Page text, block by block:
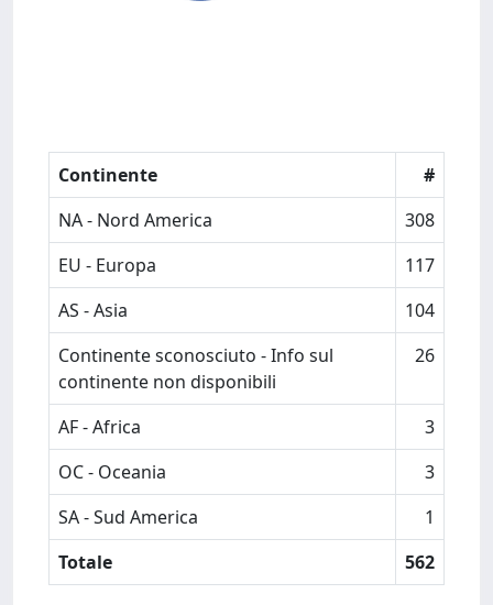
Continente
#
NA - Nord America
308
EU - Europa
117
AS - Asia
104
Continente sconosciuto - Info sul
continente non disponibili
26
AF - Africa
3
OC - Oceania
3
SA - Sud America
1
Totale
562